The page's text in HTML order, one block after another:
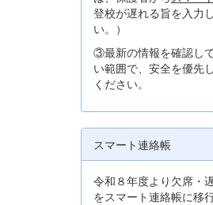
登校が遅れる旨を入力
い。）
③最新の情報を確認し
い範囲で、安全を優先
ください。
スマート連絡帳
令和８年度より欠席・
をスマート連絡帳に移